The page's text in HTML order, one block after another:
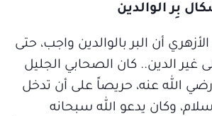
بِر الوالدين
أن البر بالوالدين واجب، حتى
غير الدين.. كان الصحابي الجليل
رضي الله عنه، حريصاً على أن تدخل
وكان يدعو الله سبحانه